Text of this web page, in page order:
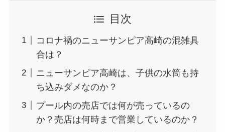
目次
コロナ禍のニューサンピア高崎の混雑具
合は？
ニューサンピア高崎は、子供の水筒も持
ち込みダメなのか？
プール内の売店では何が売っているの
か？売店は何時まで営業しているのか？